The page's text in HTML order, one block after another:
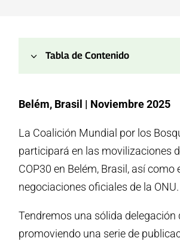
3 Tabla de Contenido
2.Delegación de la GFC
5. Eventos oficiales de la COP30
6.Conferencias de prensa
7.Embajada de los Pueblos por los
8.Eventos en la Cumbre de Pueblos
9.Casa de las ONG
Belém, Brasil | Noviembre 2025
La Coalición Mundial por los
participará en las movilizaciones
COP30 en Belém, Brasil, así como
negociaciones oficiales de la ONU.
Tendremos una sólida delegación
promoviendo una serie de